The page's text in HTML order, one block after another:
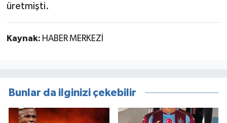
üretmişti.
Kaynak: HABER MERKEZİ
Bunlar da ilginizi çekebilir